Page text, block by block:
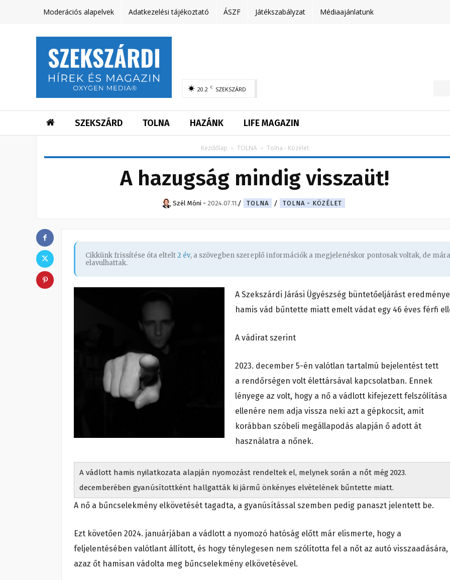
Moderációs alapelvek Adatkezelési tájékoztató ÁSZF Játékszabályzat Médiaajánlatunk
20.2 C SZEKSZÁRD
SZEKSZÁRD TOLNA HAZÁNK LIFE MAGAZIN
Kezdőlap TOLNA Tolna - Közélet
A hazugság mindig visszaüt!
Szél Móni - 2024.07.11. TOLNA TOLNA - KÖZÉLET
Cikkünk frissítése óta eltelt2 év, a szövegben szereplő információk a megjelenéskor pontosak voltak, de mára
elavulhattak.
A Szekszárdi Járási Ügyészség büntetőeljárást
hamis vád bűntette miatt emelt vádat egy 46 éves férfi
A vádirat szerint
2023. december 5-én valótlan tartalmú bejelentést tett
a rendőrségen volt élettársával kapcsolatban. Ennek
lényege az volt, hogy a nő a vádlott kifejezett felszólítása
ellenére nem adja vissza neki azt a gépkocsit, amit
korábban szóbeli megállapodás alapján ő adott át
használatra a nőnek.
A vádlott hamis nyilatkozata alapján nyomozást rendeltek el, melynek során a nőt még 2023.
decemberében gyanúsítottként hallgatták ki jármű önkényes elvételének bűntette miatt.
A nő a bűncselekmény elkövetését tagadta, a gyanúsítással szemben pedig panaszt jelentett be.
Ezt követően 2024. januárjában a vádlott a nyomozó hatóság előtt már elismerte, hogy a
feljelentésében valótlant állított, és hogy ténylegesen nem szólította fel a nőt az autó visszaadására,
azaz őt hamisan vádolta meg bűncselekmény elkövetésével.